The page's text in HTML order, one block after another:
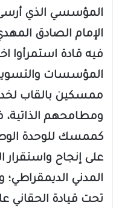
المؤسسي الذي
الإمام الصادق
فيه قادة استمرأوا
المؤسسات
ممسكين بالقاب
ومطامحهم
كممسك للوحدة
على إنجاح واستقرار
المدني الديمقراطي؛
تحت قيادة الحقاني